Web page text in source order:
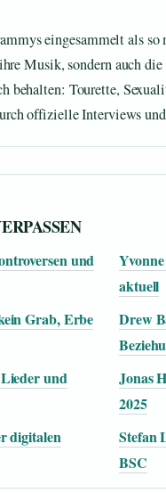
eingesammelt als so
Musik, sondern auch
behalten: Tourette,
offizielle Interviews
und
aktuell
Grab, Erbe
Drew
und
Jonas
2025
digitalen
Stefan
BSC